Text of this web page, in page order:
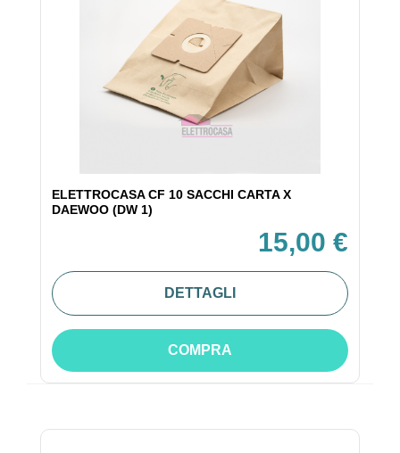
ELETTROCASA CF 10 SACCHI CARTA X
DAEWOO (DW 1)
15,00 €
DETTAGLI
COMPRA